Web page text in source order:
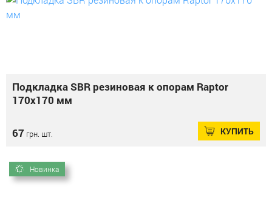
Подкладка SBR резиновая к опорам Raptor
170х170 мм
67 грн. шт. КУПИТЬ
Новинка